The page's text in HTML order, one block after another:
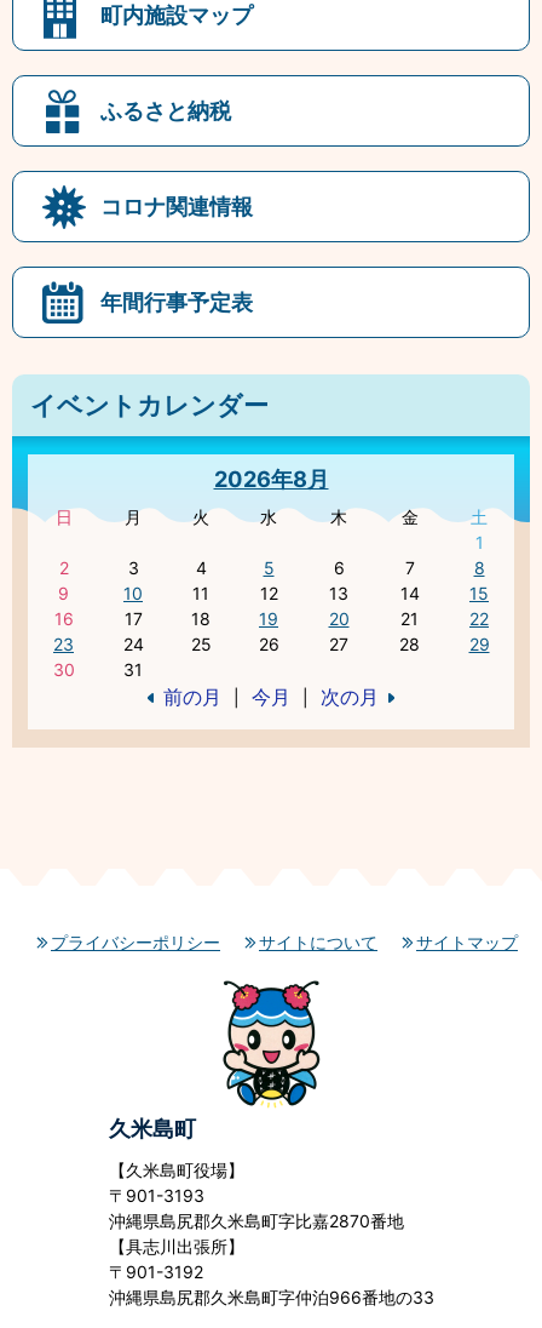
町内施設マップ
ふるさと納税
コロナ関連情報
年間行事予定表
イベントカレンダー
2026年8月
日 月 火 水 木 金
土
1
2
3 4 5 6 7
8
9
10 11 12 13 14
15
16
17 18 19 20 21
22
23
24 25 26 27 28
29
30
31
前の月 今月 次の月
プライバシーポリシー サイトについて サイトマップ
久米島町
【久米島町役場】
〒901-3193
沖縄県島尻郡久米島町字比嘉2870番地
【具志川出張所】
〒901-3192
沖縄県島尻郡久米島町字仲泊966番地の33